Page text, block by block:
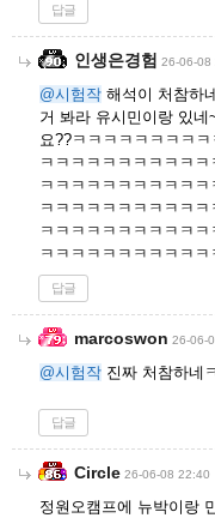
답글
인생은경험 26-06-08
@시험작 해석이 처참하
거 봐라 유시민이랑 있
요??ㅋㅋㅋㅋㅋㅋㅋㅋ
ㅋㅋㅋㅋㅋㅋㅋㅋㅋㅋ
ㅋㅋㅋㅋㅋㅋㅋㅋㅋㅋ
ㅋㅋㅋㅋㅋㅋㅋㅋㅋㅋ
ㅋㅋㅋㅋㅋㅋㅋㅋㅋㅋ
ㅋㅋㅋㅋㅋㅋㅋㅋㅋㅋ
답글
marcoswon 26-06-
@시험작 진짜 처참하네
답글
Circle 26-06-08 22:40
정원오캠프에 뉴박이랑